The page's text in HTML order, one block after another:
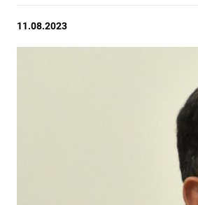
11.08.2023